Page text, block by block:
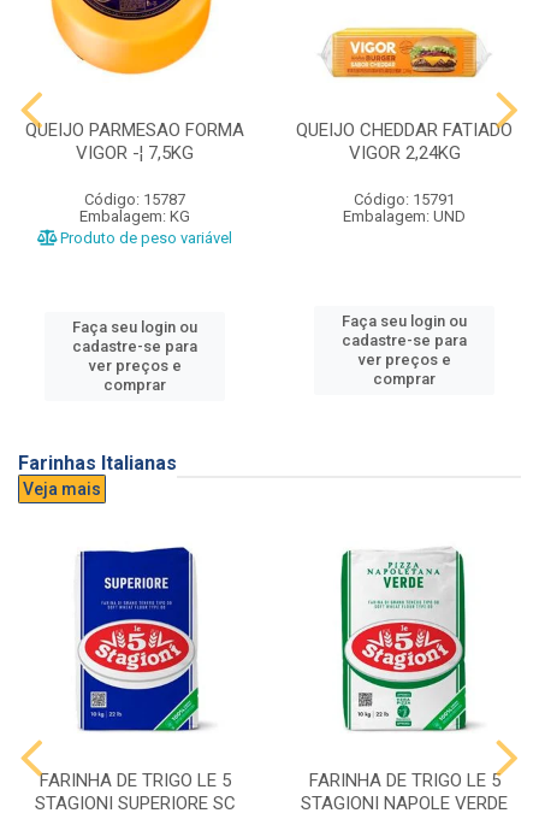
QUEIJO PARMESAO FORMA
VIGOR -¦ 7,5KG
Código: 15787
Embalagem: KG
Produto de peso variável
Faça seu login ou
cadastre-se para
ver preços e
comprar
QUEIJO CHEDDAR FATIADO
VIGOR 2,24KG
Código: 15791
Embalagem: UND
Faça seu login ou
cadastre-se para
ver preços e
comprar
Farinhas Italianas
Veja mais
FARINHA DE TRIGO LE 5
STAGIONI SUPERIORE SC
FARINHA DE TRIGO LE 5
STAGIONI NAPOLE VERDE